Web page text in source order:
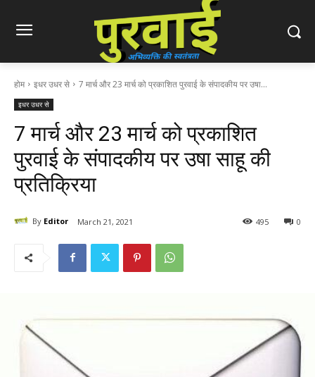
होम इधर उधर से 7 मार्च और 23 मार्च को प्रकाशित पुरवाई के संपादकीय पर उषा...
इधर उधर से
7 मार्च और 23 मार्च को प्रकाशित
पुरवाई के संपादकीय पर उषा साहू की
प्रतिक्रिया
By Editor March 21, 2021 0
495